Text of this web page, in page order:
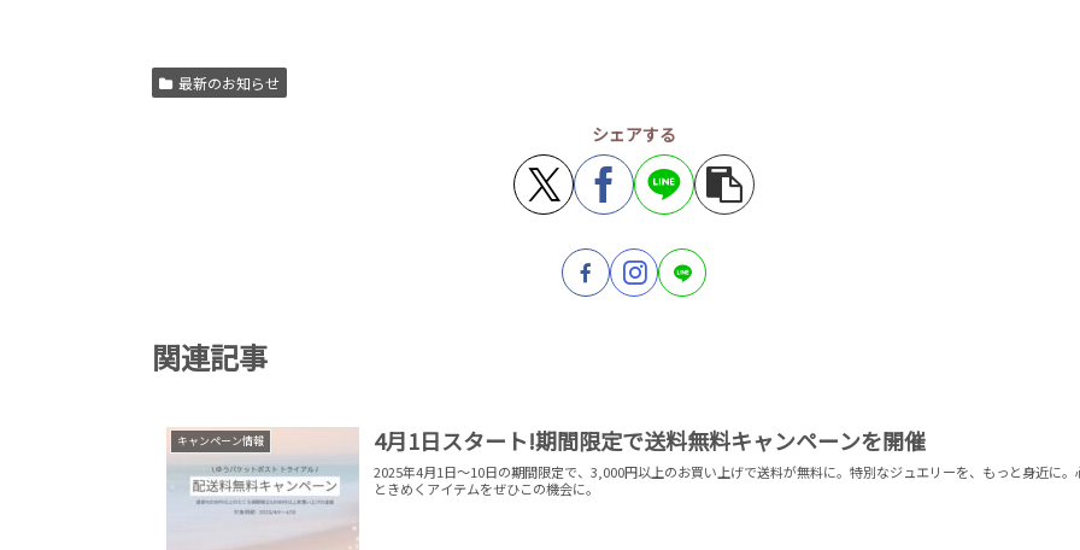
最新のお知らせ
シェアする
関連記事
キャンペーン情報 4月1日スタート!期間限定で送料無料キャンペーンを開催
2025年4月1日〜10日の期間限定で、3,000円以上のお買い上げで送料が無料に。特別なジュエリーを、もっと身近に。
ときめくアイテムをぜひこの機会に。